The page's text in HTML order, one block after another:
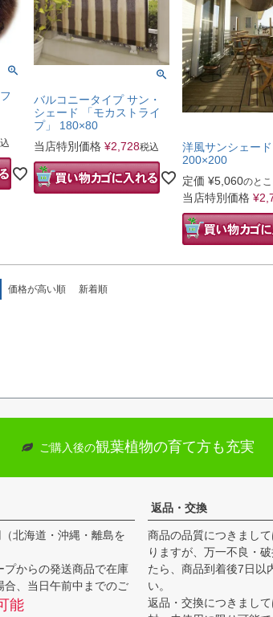
バルコニータイプ サン・
シェード 「モカストライ
プ」 180×80
当店特別価格 ¥2,728税込
洋風サンシェー
200×200
定価 ¥5,060のと
当店特別価格 ¥
価格が高い順 新着順
ご購入後の観葉植物の育て方も充実
北海道・沖縄・離島を
プからの発送商品で在庫
合、当日午前中までのご
能
返品・交換
商品の品質につきまし
りますが、万一不良・
たら、商品到着後7日以
い。
返品・交換につきまし